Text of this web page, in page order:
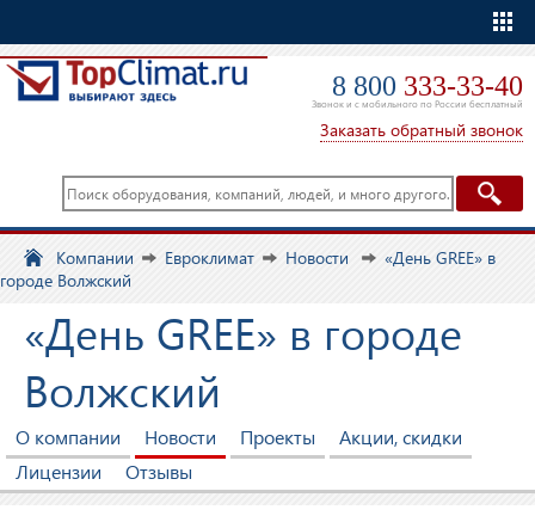
8 800 333-33-40
Звонок и с мобильного по России бесплатный
Заказать обратный звонок
Компании Евроклимат Новости
«День GREE» в
городе Волжский
«День GREE» в городе
Волжский
О компании Новости Проекты
Акции, скидки
Лицензии
Отзывы